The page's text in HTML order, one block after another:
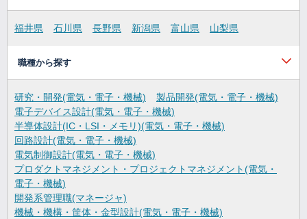
福井県 石川県 長野県 新潟県 富山県 山梨県
職種から探す
研究・開発(電気・電子・機械)
製品開発(電気・電子・機械)
電子デバイス設計(電気・電子・機械)
半導体設計(IC・LSI・メモリ)(電気・電子・機械)
回路設計(電気・電子・機械)
電気制御設計(電気・電子・機械)
プロダクトマネジメント・プロジェクトマネジメント(電気・
電子・機械)
開発系管理職(マネージャ)
機械・機構・筐体・金型設計(電気・電子・機械)